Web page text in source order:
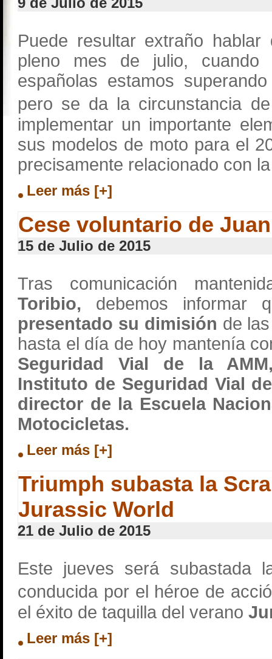
Puede resultar extraño
pleno mes de julio, cuando
españolas estamos
pero se da la circunstancia
implementar un importante
sus modelos de moto para el
precisamente relacionado con
Leer más [+]
Cese voluntario de
15 de Julio de 2015
Tras comunicación
Toribio, debemos informar
presentado su dimisión de
hasta el día de hoy mantenía
Seguridad Vial de la
Instituto de Seguridad Vial
director de la Escuela
Motocicletas.
Leer más [+]
Triumph subasta la
Jurassic World
21 de Julio de 2015
Este jueves será subastada
conducida por el héroe de
el éxito de taquilla del verano
Leer más [+]